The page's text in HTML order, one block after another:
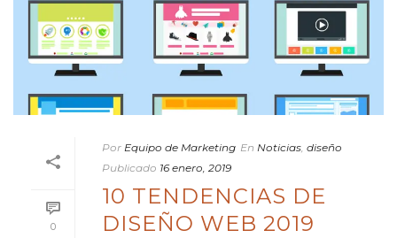
0
Por Equipo de Marketing En Noticias, diseño
Publicado 16 enero, 2019
10 TENDENCIAS DE
DISEÑO WEB 2019